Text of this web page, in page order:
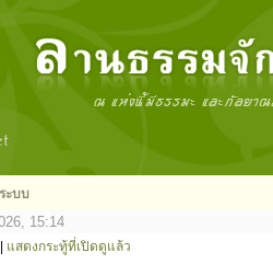
ะบบ
15:14
แสดงกระทู้ที่เปิดดูแล้ว